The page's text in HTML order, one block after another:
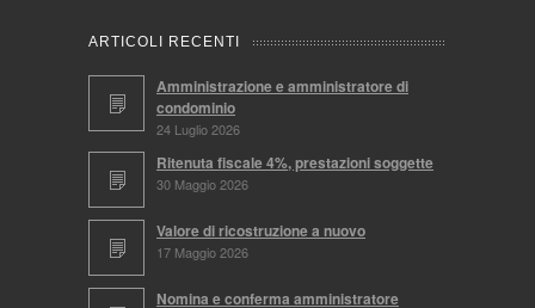
ARTICOLI RECENTI
Amministrazione e amministratore di
condominio
24 Luglio 2026
Ritenuta fiscale 4%, prestazioni soggette
30 Maggio 2026
Valore di ricostruzione a nuovo
17 Maggio 2026
Nomina e conferma amministratore